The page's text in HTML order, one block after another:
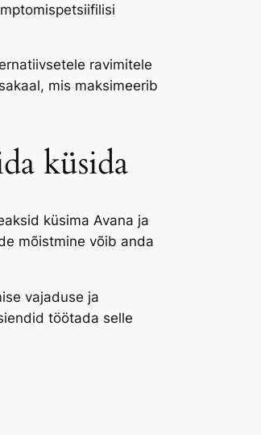
ravimitele
mis maksimeerib
küsida
küsima Avana ja
mõistmine võib anda
vajaduse ja
töötada selle